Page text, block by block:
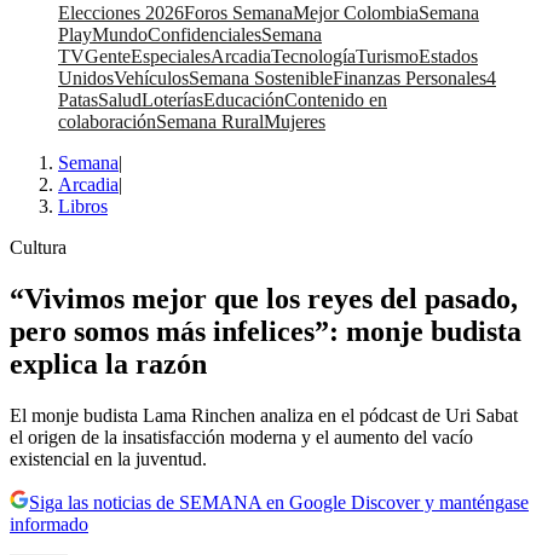
Elecciones 2026Foros SemanaMejor ColombiaSemana
PlayMundoConfidencialesSemana
TVGenteEspecialesArcadiaTecnologíaTurismoEstados
UnidosVehículosSemana SostenibleFinanzas Personales4
PatasSaludLoteríasEducaciónContenido en
colaboraciónSemana RuralMujeres
Semana|
Arcadia|
Libros
Cultura
“Vivimos mejor que los reyes del pasado,
pero somos más infelices”: monje budista
explica la razón
El monje budista Lama Rinchen analiza en el pódcast de Uri Sabat
el origen de la insatisfacción moderna y el aumento del vacío
existencial en la juventud.
Siga las noticias de SEMANA en Google Discover y manténgase
informado